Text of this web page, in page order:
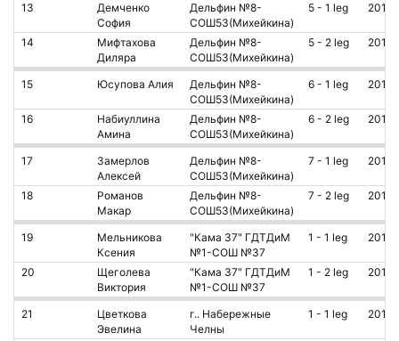
13
Демченко
София
Дельфин №8-
СОШ53(Михейкина)
5 - 1 leg 2010
14
Мифтахова
Диляра
Дельфин №8-
СОШ53(Михейкина)
5 - 2 leg 2010
15 Юсупова Алия
Дельфин №8-
СОШ53(Михейкина)
6 - 1 leg 2010
16
Набиуллина
Амина
Дельфин №8-
СОШ53(Михейкина)
6 - 2 leg 2010
17
Замерлов
Алексей
Дельфин №8-
СОШ53(Михейкина)
7 - 1 leg 2011
18
Романов
Макар
Дельфин №8-
СОШ53(Михейкина)
7 - 2 leg 2012
19
Мельникова
Ксения
"Кама 37" ГДТДиМ
№1-СОШ №37
1 - 1 leg 2010
20
Щеголева
Виктория
"Кама 37" ГДТДиМ
№1-СОШ №37
1 - 2 leg 2010
21
Цветкова
Эвелина
г.. Набережные
Челны
1 - 1 leg 2010